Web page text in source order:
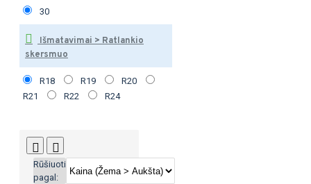
30
Išmatavimai > Ratlankio
skersmuo
R18 R19
R20
R21
R22 R24
Rūšiuoti
pagal: